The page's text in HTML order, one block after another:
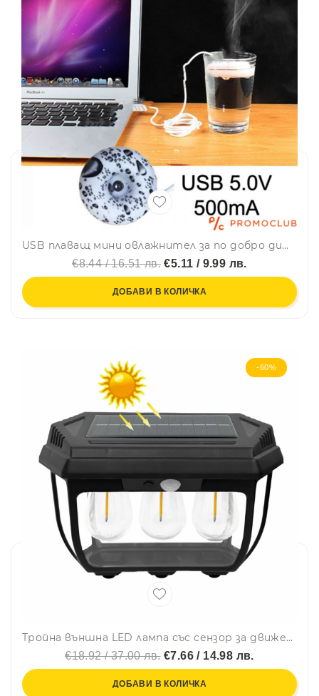
USB плаващ мини овлажнител за по добро дишане 5V 500MA
€8.44 / 16.51 лв. €5.11 / 9.99 лв.
ДОБАВИ В КОЛИЧКА
-60%
Тройна външна LED лампа със сензор за движение HW 669 3W - мощност 38W
€18.92 / 37.00 лв.€7.66 / 14.98 лв.
ДОБАВИ В КОЛИЧКА